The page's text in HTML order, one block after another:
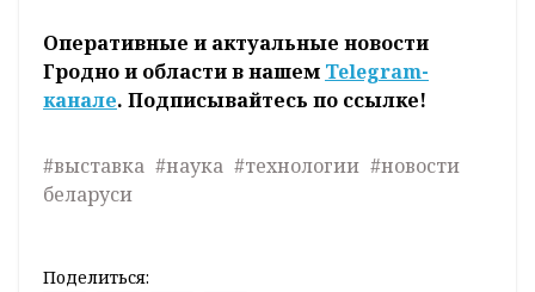
Оперативные и актуальные новости
Гродно и области в нашем Telegram-
канале. Подписывайтесь по ссылке!
#выставка #наука #технологии #новости
беларуси
Поделиться: